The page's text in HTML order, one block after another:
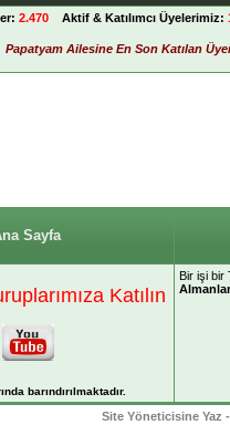
2.470 Aktif & Katılımcı Üyelerimiz:
Papatyam Ailesine En Son Katılan
Sayfa
Katılın
barındırılmaktadır.
Bir işi bir
Almanlar
Site Yöneticisine Yaz